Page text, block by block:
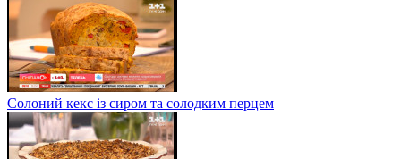
Солоний кекс із сиром та солодким перцем